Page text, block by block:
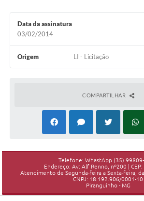
Data da assinatura
03/02/2014
Origem LI - Licitação
COMPARTILHAR
Telefone: WhastApp (35)
Endereço: Av: Alf Renno, nº200 |
Atendimento de Segunda-feira a Sexta-feira,
CNPJ: 18.192.906/0001-10
Piranguinho - MG